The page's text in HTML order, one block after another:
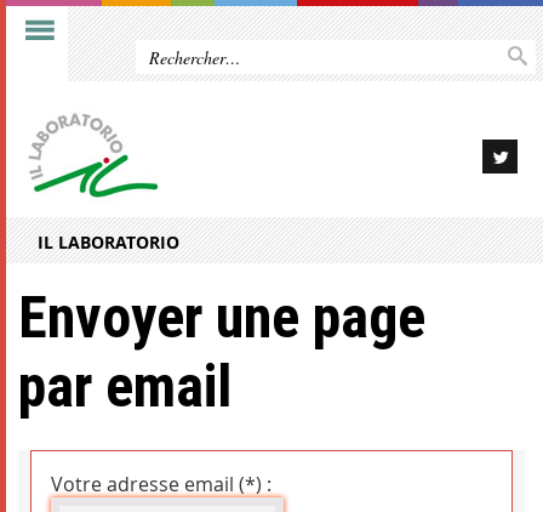
IL LABORATORIO
Envoyer une page
par email
Votre adresse email (*) :